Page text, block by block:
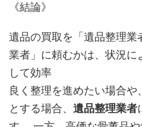
《結論》
遺品の買取を「遺品整理業
業者」に頼むかは、状況
して効率
良く整理を進めたい場合
とする場合、 遺品整理業者